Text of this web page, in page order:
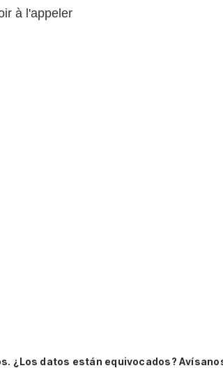
à l'appeler
¿Los datos están equivocados?